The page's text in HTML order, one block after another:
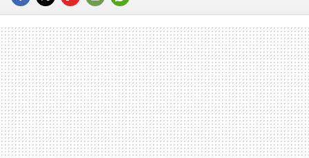
FACEBOOK
TWITTERFLIPBOARD
E-
MAIL
WHATSAPP